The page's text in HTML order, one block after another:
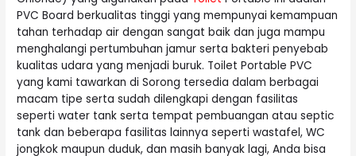
PVC Board berkualitas tinggi yang mempunyai kemampuan
tahan terhadap air dengan sangat baik dan juga mampu
menghalangi pertumbuhan jamur serta bakteri penyebab
kualitas udara yang menjadi buruk. Toilet Portable PVC
yang kami tawarkan di Sorong tersedia dalam berbagai
macam tipe serta sudah dilengkapi dengan fasilitas
seperti water tank serta tempat pembuangan atau septic
tank dan beberapa fasilitas lainnya seperti wastafel, WC
jongkok maupun duduk, dan masih banyak lagi, Anda bisa